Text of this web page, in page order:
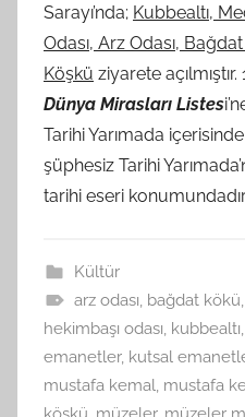
Sarayı’nda; Kubbealtı,
Odası, Arz Odası,
Köşkü ziyarete açılmıştır.
Dünya Mirasları Listes
Tarihi Yarımada
şüphesiz Tarihi
tarihi eseri
Kültür
arz odası, bağdat kökü,
hekimbaşı odası, kubbealtı,
emanetler, kutsal
mustafa kemal, mustafa